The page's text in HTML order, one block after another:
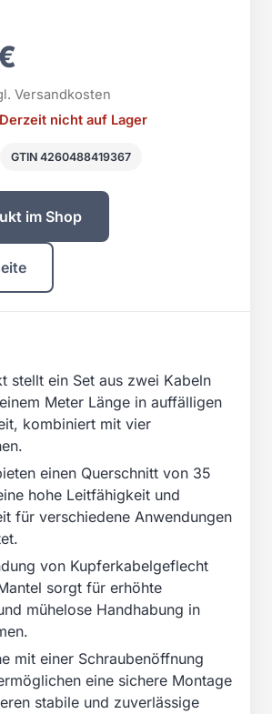
Versandkosten
Derzeit nicht auf Lager
GTIN 4260488419367
im Shop
stellt ein Set aus zwei Kabeln
Meter Länge in auffälligen
kombiniert mit vier
einen Querschnitt von 35
hohe Leitfähigkeit und
für verschiedene Anwendungen
von Kupferkabelgeflecht
sorgt für erhöhte
mühelose Handhabung in
mit einer Schraubenöffnung
eine sichere Montage
stabile und zuverlässige